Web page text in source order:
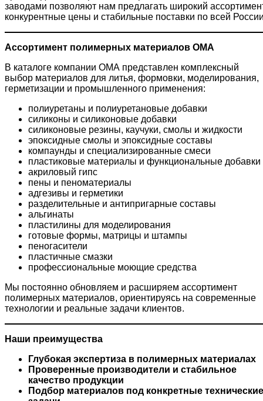
заводами позволяют нам предлагать широкий
конкурентные цены и стабильные поставки по всей
Ассортимент полимерных материалов ОМА
В каталоге компании ОМА представлен комплексный
выбор материалов для литья, формовки, моделирования,
герметизации и промышленного применения:
полиуретаны и полиуретановые добавки
силиконы и силиконовые добавки
силиконовые резины, каучуки, смолы и жидкости
эпоксидные смолы и эпоксидные составы
компаунды и специализированные смеси
пластиковые материалы и функциональные добавки
акриловый гипс
пены и пеноматериалы
адгезивы и герметики
разделительные и антипригарные составы
альгинаты
пластилины для моделирования
готовые формы, матрицы и штампы
пеногасители
пластичные смазки
профессиональные моющие средства
Мы постоянно обновляем и расширяем ассортимент
полимерных материалов, ориентируясь на современные
технологии и реальные задачи клиентов.
Наши преимущества
Глубокая экспертиза в полимерных материалах
Проверенные производители и стабильное
качество продукции
Подбор материалов под конкретные технические